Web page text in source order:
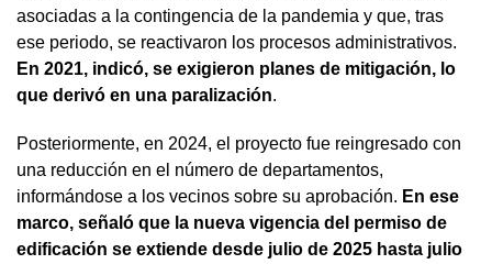
asociadas a la contingencia de la pandemia y que, tras
ese periodo, se reactivaron los procesos administrativos.
En 2021, indicó, se exigieron planes de mitigación, lo
que derivó en una paralización.
Posteriormente, en 2024, el proyecto fue reingresado con
una reducción en el número de departamentos,
informándose a los vecinos sobre su aprobación. En ese
marco, señaló que la nueva vigencia del permiso de
edificación se extiende desde julio de 2025 hasta julio